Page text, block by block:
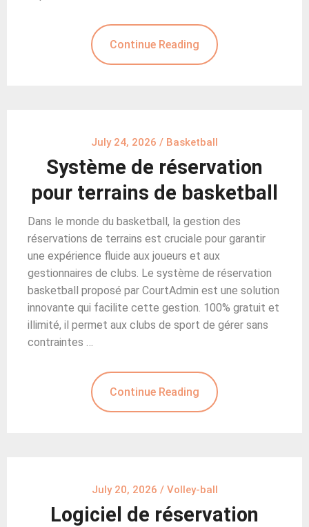
Continue Reading
July 24, 2026 / Basketball
Système de réservation
pour terrains de basketball
Dans le monde du basketball, la gestion des
réservations de terrains est cruciale pour garantir
une expérience fluide aux joueurs et aux
gestionnaires de clubs. Le système de réservation
basketball proposé par CourtAdmin est une solution
innovante qui facilite cette gestion. 100% gratuit et
illimité, il permet aux clubs de sport de gérer sans
contraintes …
Continue Reading
July 20, 2026 / Volley-ball
Logiciel de réservation